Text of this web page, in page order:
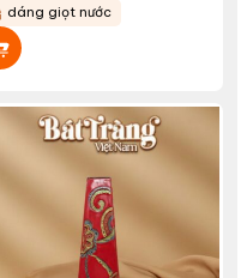
dáng giọt nước